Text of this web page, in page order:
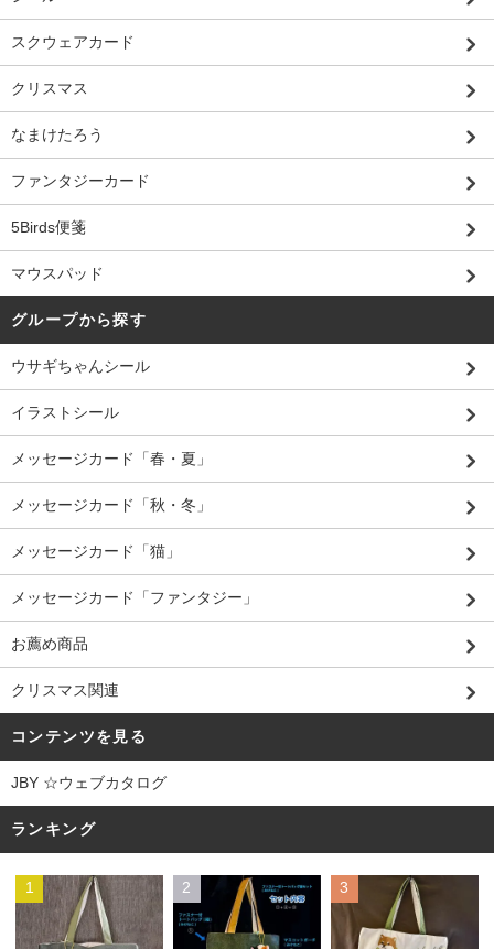
スクウェアカード
クリスマス
なまけたろう
ファンタジーカード
5Birds便箋
マウスパッド
グループから探す
ウサギちゃんシール
イラストシール
メッセージカード「春・夏」
メッセージカード「秋・冬」
メッセージカード「猫」
メッセージカード「ファンタジー」
お薦め商品
クリスマス関連
コンテンツを見る
JBY ☆ウェブカタログ
ランキング
1 2 3